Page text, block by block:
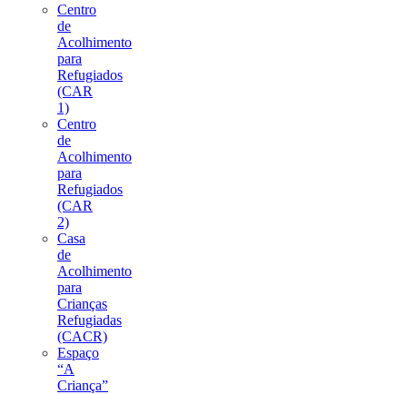
Centro
de
Acolhimento
para
Refugiados
(CAR
1)
Centro
de
Acolhimento
para
Refugiados
(CAR
2)
Casa
de
Acolhimento
para
Crianças
Refugiadas
(CACR)
Espaço
“A
Criança”